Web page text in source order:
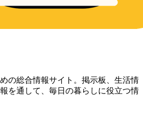
の総合情報サイト。掲示板、生活情
を通して、毎日の暮らしに役立つ情